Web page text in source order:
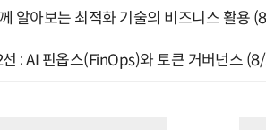
알아보는 최적화 기술의 비즈니스 활용
: AI 핀옵스(FinOps)와 토큰 거버넌스